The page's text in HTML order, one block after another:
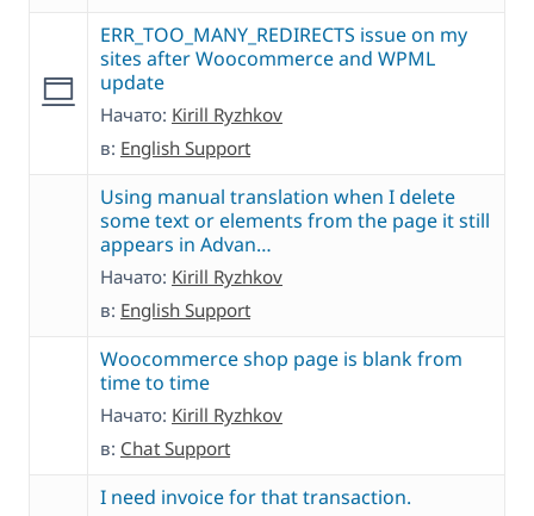
ERR_TOO_MANY_REDIRECTS issue on my
sites after Woocommerce and WPML
update
Начато: Kirill Ryzhkov
в: English Support
Using manual translation when I delete
some text or elements from the page it still
appears in Advan…
Начато: Kirill Ryzhkov
в: English Support
Woocommerce shop page is blank from
time to time
Начато: Kirill Ryzhkov
в: Chat Support
I need invoice for that transaction.